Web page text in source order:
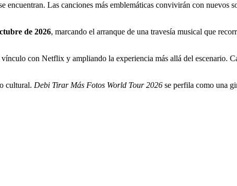
Las canciones más emblemáticas convivirán con nuevos
de 2026, marcando el arranque de una travesía musical que
con Netflix y ampliando la experiencia más allá del escenario.
cultural. Debi Tirar Más Fotos World Tour 2026 se perfila como una